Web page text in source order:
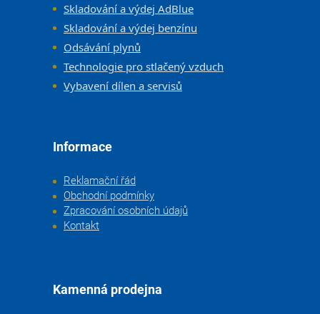
Skladování a výdej AdBlue
Skladování a výdej benzínu
Odsávání plynů
Technologie pro stlačený vzduch
Vybavení dílen a servisů
Informace
Reklamační řád
Obchodní podmínky
Zpracování osobních údajů
Kontakt
Kamenná prodejna